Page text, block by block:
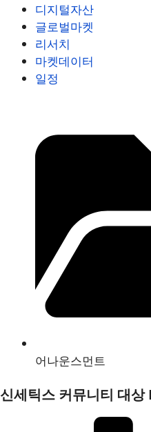
디지털자산
글로벌마켓
리서치
마켓데이터
일정
어나운스먼트
신세틱스 커뮤니티 대상